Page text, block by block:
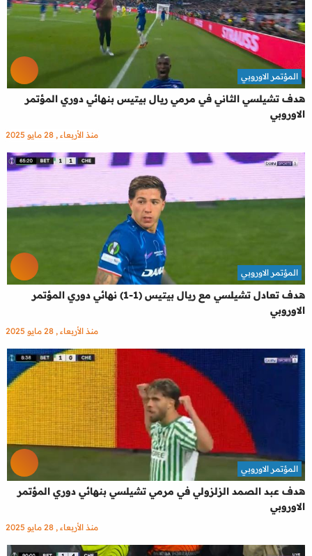
هدف تشيلسي الثاني في مرمي ريال بيتيس بنهائي دوري المؤتمر
الاوروبي
المؤتمر الاوروبي
منذ الأربعاء , 28 مايو 2025
هدف تعادل تشيلسي مع ريال بيتيس (1-1) نهائي دوري المؤتمر
الاوروبي
المؤتمر الاوروبي
منذ الأربعاء , 28 مايو 2025
هدف عبد الصمد الزلزولي في مرمي تشيلسي بنهائي دوري المؤتمر
الاوروبي
المؤتمر الاوروبي
منذ الأربعاء , 28 مايو 2025